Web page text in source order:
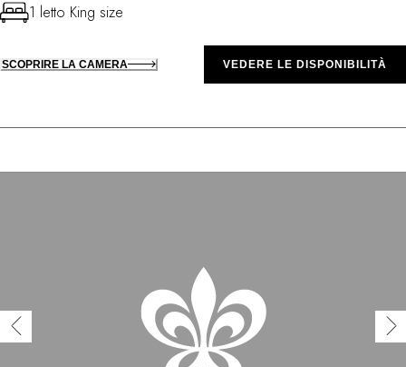
1 letto King size
SCOPRIRE LA CAMERA VEDERE LE DISPONIBILITÀ